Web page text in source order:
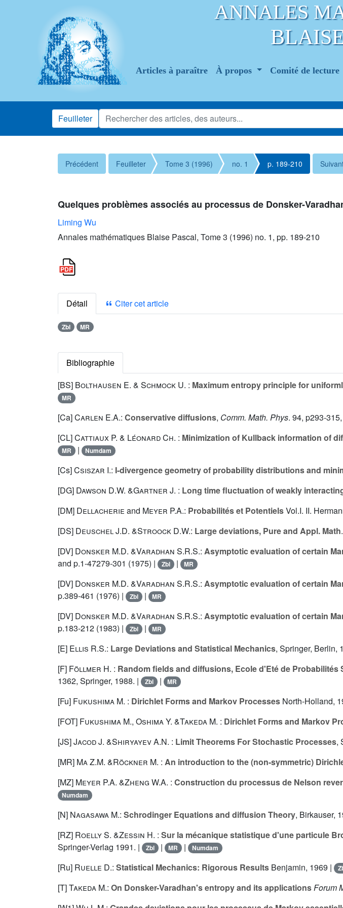
ANNALES
Articles à paraître À propos Comité de lecture
Feuilleter
Précédent Feuilleter Tome 3 (1996) no. 1 p. 189-210
Quelques problèmes associés au processus de Donsker-
Liming Wu
Annales mathématiques Blaise Pascal, Tome 3 (1996) no. 1, pp. 189-210
Détail Citer cet article
Zbl MR
Bibliographie
[BS] Bolthausen E. & Schmock U. : Maximum entropy principle for
MR
[Ca]Carlen E.A.: Conservative diffusions, Comm. Math. Phys. 94, p293-
[CL]Cattiaux P. & Léonard Ch. : Minimization of Kullback information of
MR | Numdam
[Cs]Csiszar I.: I-divergence geometry of probability distributions and
[DG] Dawson D.W. &Gartner J. : Long time fluctuation of weakly
[DM] Dellacherie and Meyer P.A.: Probabilités et PotentielsVol.I. II.
[DS] Deuschel J.D. &Stroock D.W.: Large deviations, Pure and Appl. Math.
[DV] Donsker M.D. &Varadhan S.R.S.: Asymptotic evaluation of certain
and p.1-47279-301 (1975) |
Zbl | MR
[DV] Donsker M.D. &Varadhan S.R.S.: Asymptotic evaluation of certain
p.389-461 (1976) |
Zbl | MR
[DV] Donsker M.D. &Varadhan S.R.S.: Asymptotic evaluation of certain
p.183-212 (1983) |
Zbl | MR
[E] Ellis R.S.: Large Deviations and Statistical Mechanics, Springer, Berlin,
[F] Föllmer H. : Random fields and diffusions, Ecole d'Eté de Probabilités
1362, Springer, 1988. |
Zbl | MR
[Fu] Fukushima M. : Dirichlet Forms and Markov Processes North-Holland,
[FOT] Fukushima M., Oshima Y. &Takeda M. : Dirichlet Forms and Markov
[JS]Jacod J. &Shiryayev A.N. : Limit Theorems For Stochastic Processes,
[MR] Ma Z.M. &Röckner M. : An introduction to the (non-symmetric)
[MZ] Meyer P.A. &Zheng W.A. : Construction du processus de Nelson
Numdam
[N] Nagasawa M.: Schrodinger Equations and diffusion Theory, Birkauser,
[RZ] Roelly S. &Zessin H. : Sur la mécanique statistique d'une particule
Springer-Verlag 1991. |
Zbl | MR | Numdam
[Ru] Ruelle D.: Statistical Mechanics: Rigorous Results Benjamin, 1969 |
[T]Takeda M.: On Donsker-Varadhan's entropy and its applicationsForum